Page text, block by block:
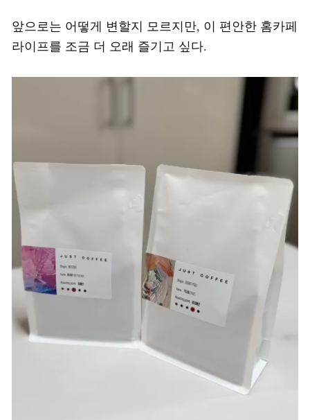
앞으로는 어떻게 변할지 모르지만, 이 편안한 홈카페
라이프를 조금 더 오래 즐기고 싶다.